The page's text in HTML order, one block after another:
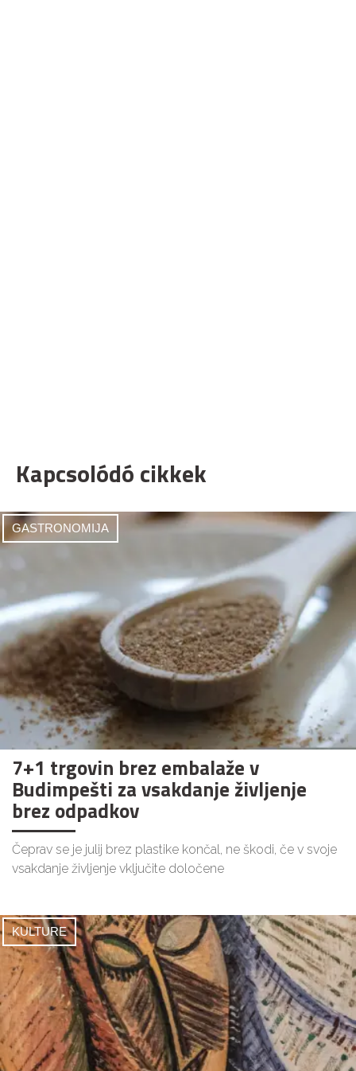
Kapcsolódó cikkek
GASTRONOMIJA
7+1 trgovin brez embalaže v
Budimpešti za vsakdanje življenje
brez odpadkov
Čeprav se je julij brez plastike končal, ne škodi, če v svoje
vsakdanje življenje vključite določene
KULTURE